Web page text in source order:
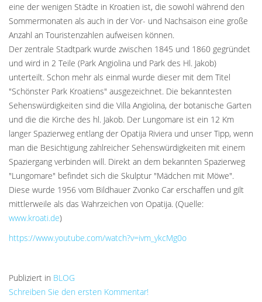
eine der wenigen Städte in Kroatien ist, die sowohl während den
Sommermonaten als auch in der Vor- und Nachsaison eine große
Anzahl an Touristenzahlen aufweisen können.
Der zentrale Stadtpark wurde zwischen 1845 und 1860 gegründet
und wird in 2 Teile (Park Angiolina und Park des Hl. Jakob)
unterteilt. Schon mehr als einmal wurde dieser mit dem Titel
"Schönster Park Kroatiens" ausgezeichnet. Die bekanntesten
Sehenswürdigkeiten sind die Villa Angiolina, der botanische Garten
und die die Kirche des hl. Jakob. Der Lungomare ist ein 12 Km
langer Spazierweg entlang der Opatija Riviera und unser Tipp, wenn
man die Besichtigung zahlreicher Sehenswürdigkeiten mit einem
Spaziergang verbinden will. Direkt an dem bekannten Spazierweg
"Lungomare" befindet sich die Skulptur "Mädchen mit Möwe".
Diese wurde 1956 vom Bildhauer Zvonko Car erschaffen und gilt
mittlerweile als das Wahrzeichen von Opatija. (Quelle:
www.kroati.de)
https://www.youtube.com/watch?v=ivm_ykcMg0o
Publiziert in BLOG
Schreiben Sie den ersten Kommentar!